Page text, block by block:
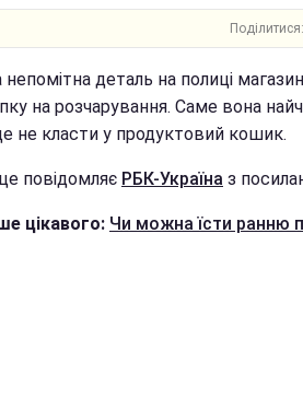
Поділитися:
деталь на полиці
на розчарування. Саме вона
не класти у продуктовий кошик.
повідомляє РБК-Україна з
цікавого: Чи можна їсти ранню